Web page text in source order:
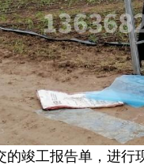
的竣工报告单，进